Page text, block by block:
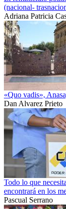
(nacional-
Adriana Patricia
«Quo vadis»,
Dan Alvarez Prieto
Todo lo que
encontrará en los
Pascual Serrano